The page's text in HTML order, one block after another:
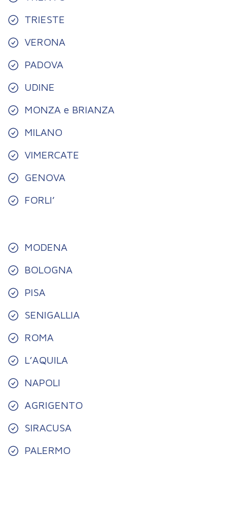
TRIESTE
VERONA
PADOVA
UDINE
MONZA e BRIANZA
MILANO
VIMERCATE
GENOVA
FORLI’
MODENA
BOLOGNA
PISA
SENIGALLIA
ROMA
L’AQUILA
NAPOLI
AGRIGENTO
SIRACUSA
PALERMO